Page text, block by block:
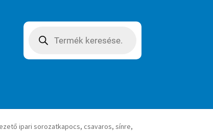
search
ipari sorozatkapocs, csavaros, sínre,